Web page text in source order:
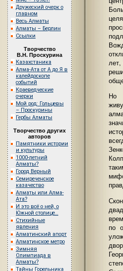
Дружеский очерк о
главном
Весь Алматы
Алматы – Берлин
Ссылки
Творчество
В.Н. Проскурина
Казахстаника
Алма-Ата от А до Я в
калейдоскопе
событий
Краеведческие
очерки
Мой род: Гольцевы
– Проскурины
Гербы Алматы
Творчество других
авторов
Памятники истории
и культуры
1000-летний
Алматы?
Город Верный
Семиреченское
казачество
Алматы или Алма-
Ата?
И это всё о ней, о
Южной столице…
Стихийные
явления
Алматинский апорт
Алматинское метро
Зимняя
Олимпиада в
Алматы?
Тайны Горельника
лет,
Но
по